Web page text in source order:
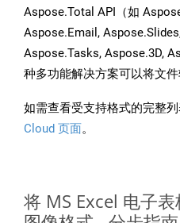
Aspose.Total API（如
Aspose.Email,
Aspose.Tasks, Aspose.3D,
种多功能解决方案可以将文
如需查看受支持格式的完整
Cloud 页面。
将 MS Excel 电子